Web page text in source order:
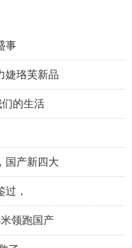
事
婕珞芙新品
的生活
国产新四大
，
领跑国产